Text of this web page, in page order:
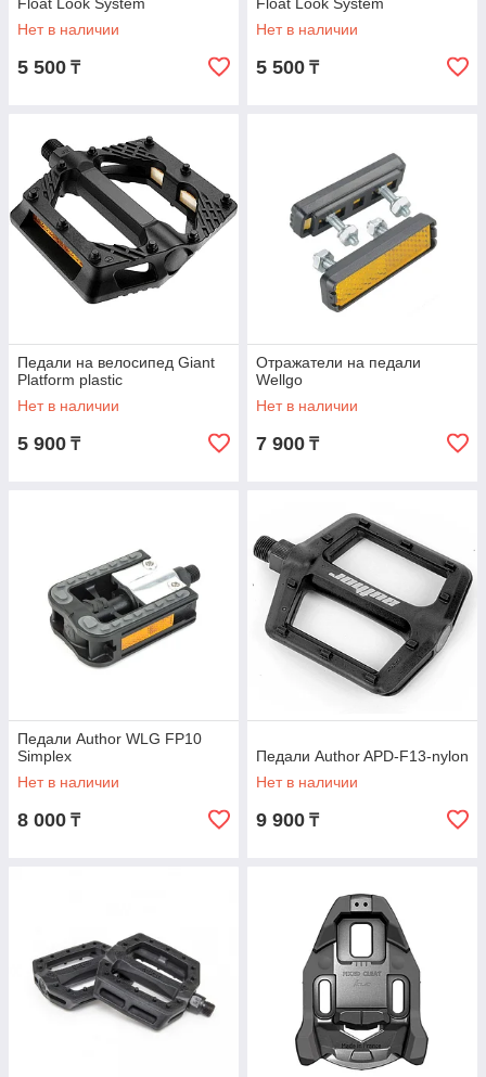
Нет в наличии
5 500 ₸
Нет в наличии
5 500 ₸
Педали на велосипед Giant
Platform plastic
Нет в наличии
5 900 ₸
Отражатели на педали
Wellgo
Нет в наличии
7 900 ₸
Педали Author WLG FP10
Simplex
Нет в наличии
8 000 ₸
Педали Author APD-F13-nylon
Нет в наличии
9 900 ₸